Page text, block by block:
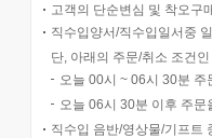
고객의 단순변심 및 착오구
직수입양서/직수입일서중
단, 아래의 주문/취소 조건
오늘 00시 ~ 06시 30분
오늘 06시 30분 이후 주
직수입 음반/영상물/기프트